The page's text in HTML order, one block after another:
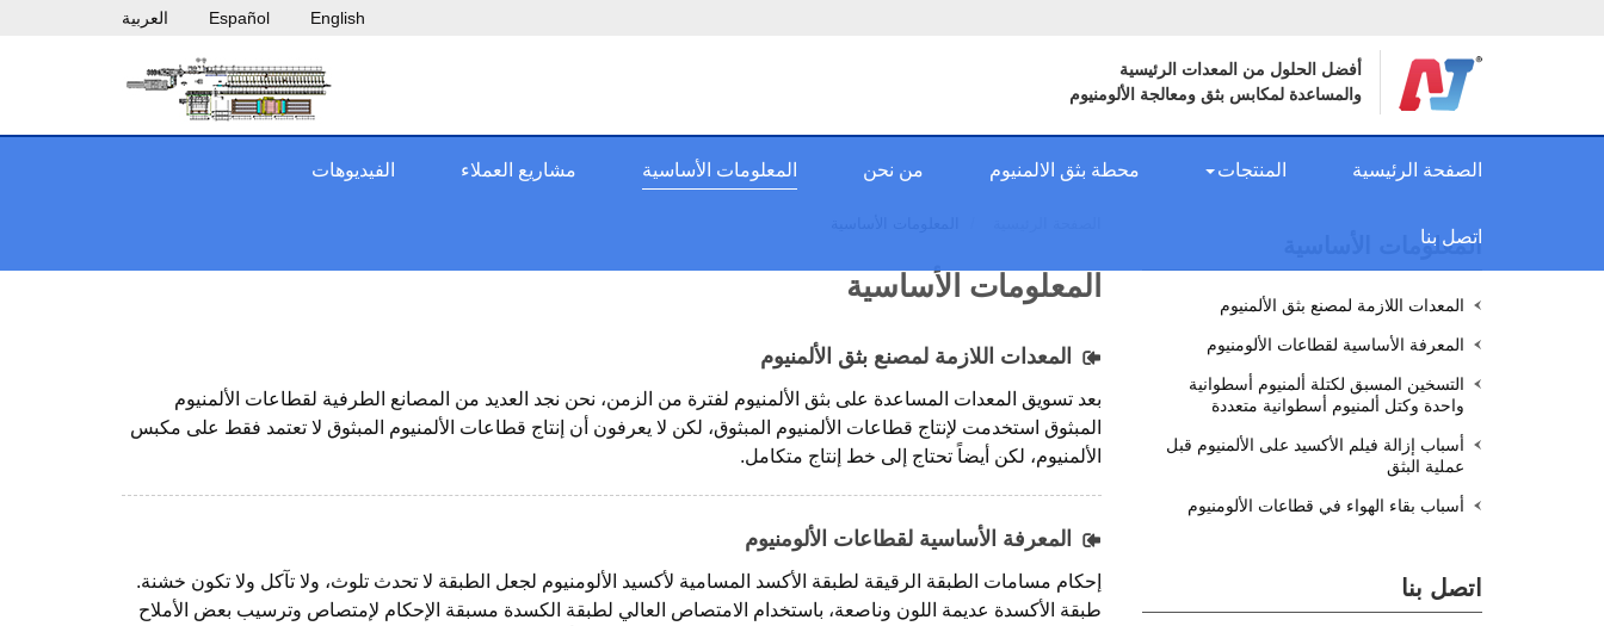
English
Español العربية
أفضل الحلول من المعدات الرئيسية
والمساعدة لمكابس بثق ومعالجة الألومنيوم
الصفحة الرئيسية المنتجات محطة بثق الالمنيوم من نحن المعلومات الأساسية مشاريع العملاء الفيديوهات
اتصل بنا
المعلومات الأساسية
المعدات اللازمة لمصنع بثق الألمنيوم
بعد تسويق المعدات المساعدة على بثق الألمنيوم لفترة من الزمن، نحن نجد العديد من المصانع الطرفية لقطاعات الألمنيوم
المبثوق استخدمت لإنتاج قطاعات الألمنيوم المبثوق، لكن لا يعرفون أن إنتاج قطاعات الألمنيوم المبثوق لا تعتمد فقط على مكبس
الألمنيوم، لكن أيضاً تحتاج إلى خط إنتاج متكامل.
المعرفة الأساسية لقطاعات الألومنيوم
إحكام مسامات الطبقة الرقيقة لطبقة الأكسد المسامية لأكسيد الألومنيوم لجعل الطبقة لا تحدث تلوث، ولا تآكل ولا تكون خشنة.
طبقة الأكسدة عديمة اللون وناصعة، باستخدام الامتصاص العالي لطبقة الكسدة مسبقة الإحكام لإمتصاص وترسيب بعض الأملاح
المعلومات الأساسية
المعدات اللازمة لمصنع بثق الألمنيوم
المعرفة الأساسية لقطاعات الألومنيوم
التسخين المسبق لكتلة ألمنيوم أسطوانية
واحدة وكتل ألمنيوم أسطوانية متعددة
أسباب إزالة فيلم الأكسيد على الألمنيوم قبل
عملية البثق
أسباب بقاء الهواء في قطاعات الألومنيوم
اتصل بنا